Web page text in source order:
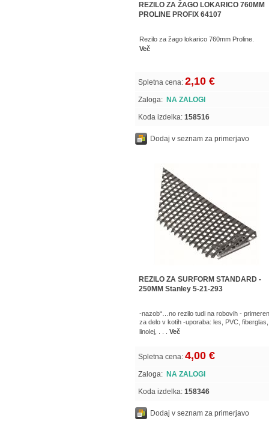
REZILO ZA ŽAGO LOKARICO 760MM
PROLINE PROFIX 64107
Rezilo za žago lokarico 760mm Proline.
Več
Spletna cena: 2,10 €
Zaloga: NA ZALOGI
Koda izdelka: 158516
Dodaj v seznam za primerjavo
REZILO ZA SURFORM STANDARD -
250MM Stanley 5-21-293
-nazob“…no rezilo tudi na robovih - primeren
za delo v kotih -uporaba: les, PVC, fiberglas,
linolej, . . . Več
Spletna cena: 4,00 €
Zaloga: NA ZALOGI
Koda izdelka: 158346
Dodaj v seznam za primerjavo